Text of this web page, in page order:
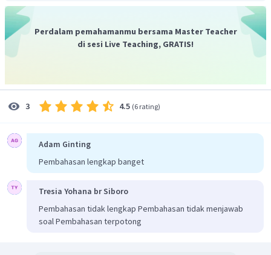
menggunakan elektroda Fe dan Cu:
dan 3
Jadi, jawaban yang tepat adalah B
Perdalam pemahamanmu bersama Master Teacher
di sesi Live Teaching, GRATIS!
3 4.5 (6 rating)
Adam Ginting
Pembahasan lengkap banget
Tresia Yohana br Siboro
Pembahasan tidak lengkap Pembahasan tidak menjawab
soal Pembahasan terpotong